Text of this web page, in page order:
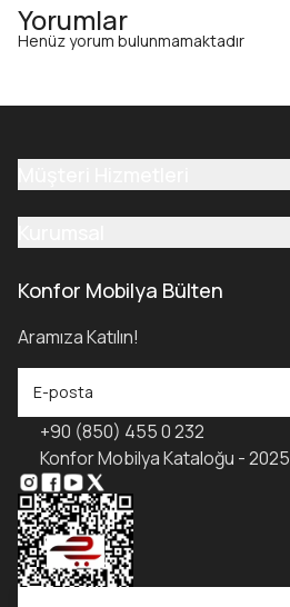
Yorumlar
Henüz yorum bulunmamaktadır
Konfor Mobilya Bülten
Aramıza Katılın!
+90 (850) 455 0 232
Konfor Mobilya Kataloğu - 2025